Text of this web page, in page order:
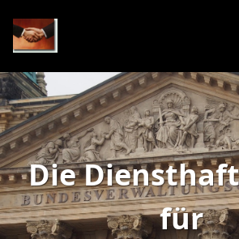
Die
für